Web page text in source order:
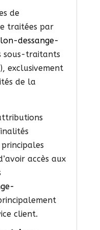
de
traitées par
dessange-
sous-traitants
exclusivement
de la
accès aux
client.